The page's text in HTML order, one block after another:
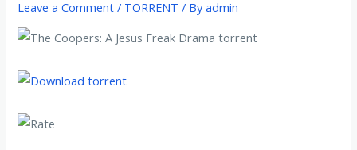
Leave a Comment / TORRENT / Byadmin